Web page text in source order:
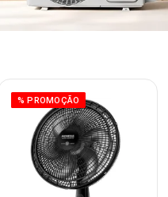
% PROMOÇÃO